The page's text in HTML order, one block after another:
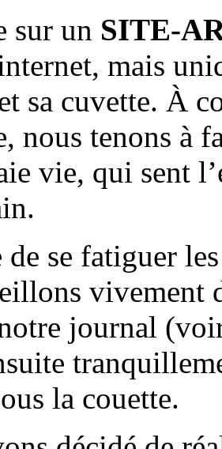
sur un SITE-
mais
sa cuvette. À
nous tenons à
vie, qui sent
se fatiguer
vivement
journal
la couette.